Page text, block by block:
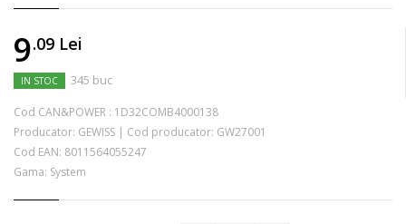
9.09 Lei
IN STOC 345 buc
Cod CAN&POWER : 1D32COMB4000138
Producator: GEWISS | Cod producator: GW27001
Cod EAN: 8011564055247
Gama: System